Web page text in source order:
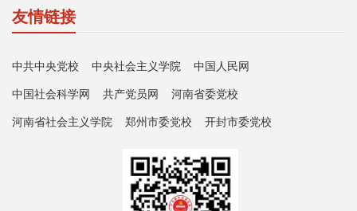
友情链接
中共中央党校 中央社会主义学院 中国人民网
中国社会科学网 共产党员网 河南省委党校
河南省社会主义学院 郑州市委党校 开封市委党校